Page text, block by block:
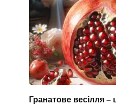
Гранатове весілля –